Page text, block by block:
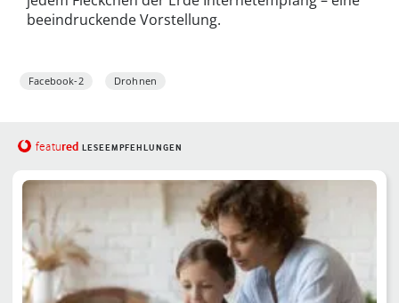
beeindruckende Vorstellung.
Facebook-2 Drohnen
featured LESEEMPFEHLUNGEN